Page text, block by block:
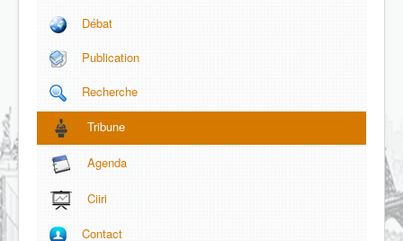
Débat
Publication
Recherche
Tribune
Agenda
Ciiri
Contact